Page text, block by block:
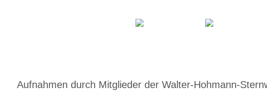
Aufnahmen durch Mitglieder der Walter-Hohmann-